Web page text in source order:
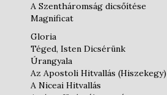
A Szentháromság dicsőítése
Magnificat
Gloria
Téged, Isten Dicsérünk
Úrangyala
Az Apostoli Hitvallás (Hiszekegy)
A Niceai Hitvallás